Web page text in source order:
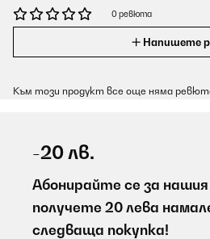
0 ревюта
Напишете
Към този продукт все още няма
-20 лв.
Абонирайте се за
получете 20 лева
следваща покупка!